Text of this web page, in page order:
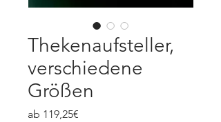
Thekenaufsteller,
verschiedene
Größen
ab 119,25€